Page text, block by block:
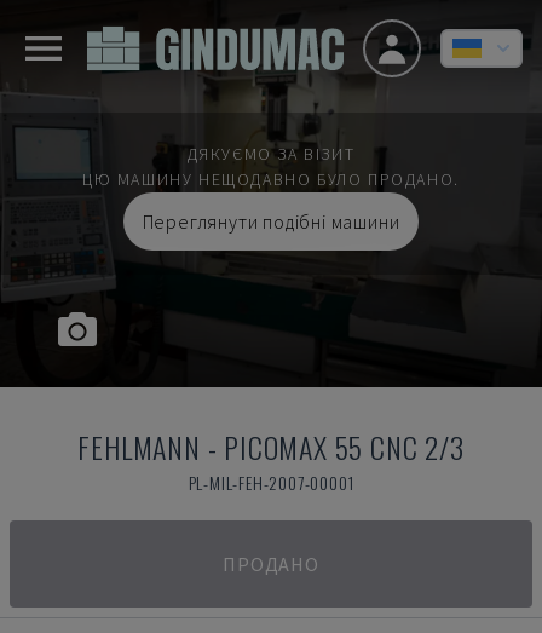
ДЯКУЄМО ЗА ВІЗИТ
ЦЮ МАШИНУ НЕЩОДАВНО БУЛО ПРОДАНО.
Переглянути подібні машини
FEHLMANN - PICOMAX 55 CNC 2/3
PL-MIL-FEH-2007-00001
ПРОДАНО